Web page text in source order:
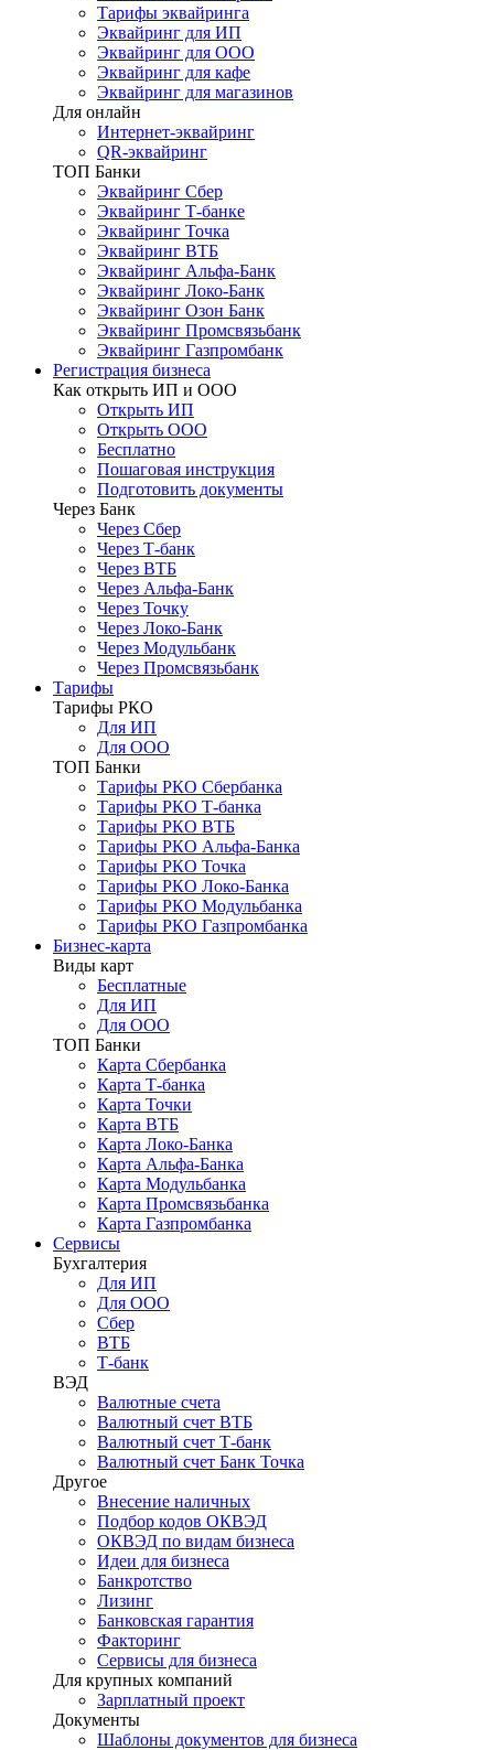
Тарифы эквайринга
Эквайринг для ИП
Эквайринг для ООО
Эквайринг для кафе
Эквайринг для магазинов
Для онлайн
Интернет-эквайринг
QR-эквайринг
ТОП Банки
Эквайринг Сбер
Эквайринг Т-банке
Эквайринг Точка
Эквайринг ВТБ
Эквайринг Альфа-Банк
Эквайринг Локо-Банк
Эквайринг Озон Банк
Эквайринг Промсвязьбанк
Эквайринг Газпромбанк
Регистрация бизнеса
Как открыть ИП и ООО
Открыть ИП
Открыть ООО
Бесплатно
Пошаговая инструкция
Подготовить документы
Через Банк
Через Сбер
Через Т-банк
Через ВТБ
Через Альфа-Банк
Через Точку
Через Локо-Банк
Через Модульбанк
Через Промсвязьбанк
Тарифы
Тарифы РКО
Для ИП
Для ООО
ТОП Банки
Тарифы РКО Сбербанка
Тарифы РКО Т-банка
Тарифы РКО ВТБ
Тарифы РКО Альфа-Банка
Тарифы РКО Точка
Тарифы РКО Локо-Банка
Тарифы РКО Модульбанка
Тарифы РКО Газпромбанка
Бизнес-карта
Виды карт
Бесплатные
Для ИП
Для ООО
ТОП Банки
Карта Сбербанка
Карта Т-банка
Карта Точки
Карта ВТБ
Карта Локо-Банка
Карта Альфа-Банка
Карта Модульбанка
Карта Промсвязьбанка
Карта Газпромбанка
Сервисы
Бухгалтерия
Для ИП
Для ООО
Сбер
ВТБ
Т-банк
ВЭД
Валютные счета
Валютный счет ВТБ
Валютный счет Т-банк
Валютный счет Банк Точка
Другое
Внесение наличных
Подбор кодов ОКВЭД
ОКВЭД по видам бизнеса
Идеи для бизнеса
Банкротство
Лизинг
Банковская гарантия
Факторинг
Сервисы для бизнеса
Для крупных компаний
Зарплатный проект
Документы
Шаблоны документов для бизнеса